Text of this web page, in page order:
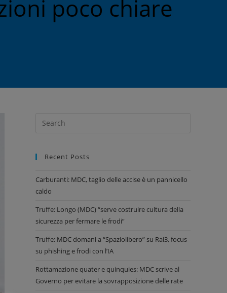
poco chiare
Recent Posts
Carburanti: MDC, taglio delle accise è un pannicello
caldo
Truffe: Longo (MDC) “serve costruire cultura della
sicurezza per fermare le frodi”
Truffe: MDC domani a “Spaziolibero” su Rai3, focus
su phishing e frodi con l’IA
Rottamazione quater e quinquies: MDC scrive al
Governo per evitare la sovrapposizione delle rate